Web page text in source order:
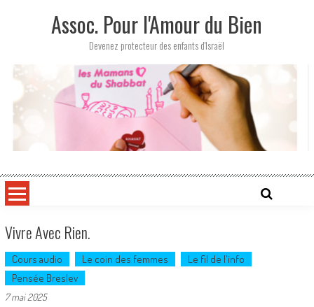
Assoc. Pour l'Amour du Bien
Devenez protecteur des enfants d'Israël
Vivre Avec Rien.
Cours audio Le coin des femmes
Le fil de l'info
Pensée Breslev
7 mai 2025